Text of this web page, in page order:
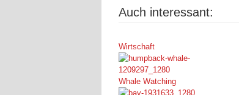
Auch interessant:
Wirtschaft
Whale Watching